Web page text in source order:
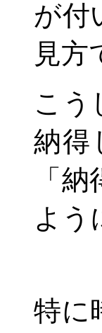
が付
見方
こう
納得
「
よう
特に